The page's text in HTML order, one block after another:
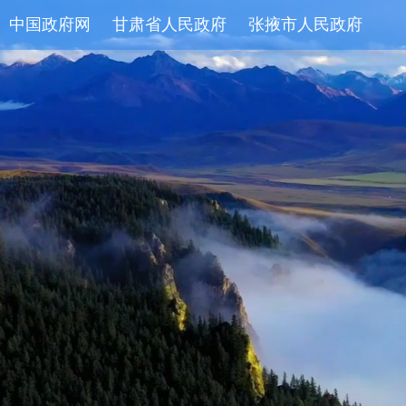
中国政府网 甘肃省人民政府 张掖市人民政府